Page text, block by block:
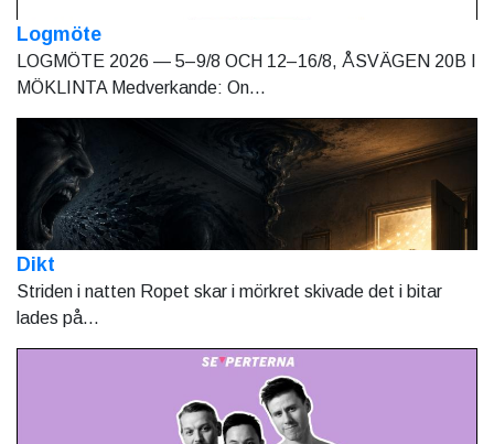
Logmöte
LOGMÖTE 2026 — 5–9/8 OCH 12–16/8, ÅSVÄGEN 20B I
MÖKLINTA Medverkande: On...
Dikt
Striden i natten Ropet skar i mörkret skivade det i bitar
lades på...